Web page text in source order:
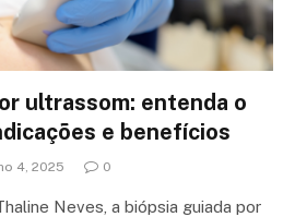
ultrassom: entenda o
e benefícios
4, 2025 0
Neves, a biópsia guiada por